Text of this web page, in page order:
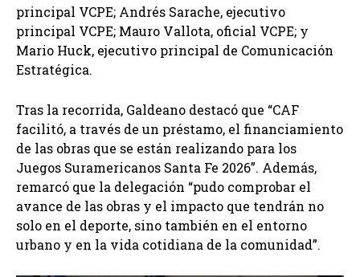
principal VCPE; Andrés Sarache, ejecutivo
principal VCPE; Mauro Vallota, oficial VCPE; y
Mario Huck, ejecutivo principal de Comunicación
Estratégica.
Tras la recorrida, Galdeano destacó que “CAF
facilitó, a través de un préstamo, el financiamiento
de las obras que se están realizando para los
Juegos Suramericanos Santa Fe 2026”. Además,
remarcó que la delegación “pudo comprobar el
avance de las obras y el impacto que tendrán no
solo en el deporte, sino también en el entorno
urbano y en la vida cotidiana de la comunidad”.